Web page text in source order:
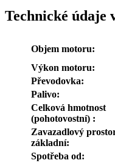
Technické údaje
Objem motoru:
Výkon motoru:
Převodovka:
Palivo:
Celková hmotnost
(pohotovostní) :
Zavazadlový
základní:
Spotřeba od: